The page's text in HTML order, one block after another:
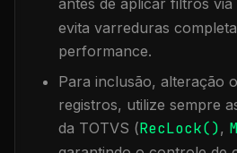
antes de aplicar filtros via
evita varreduras
performance.
Para inclusão, alteração
registros, utilize sempre
da TOTVS (RecLock(),